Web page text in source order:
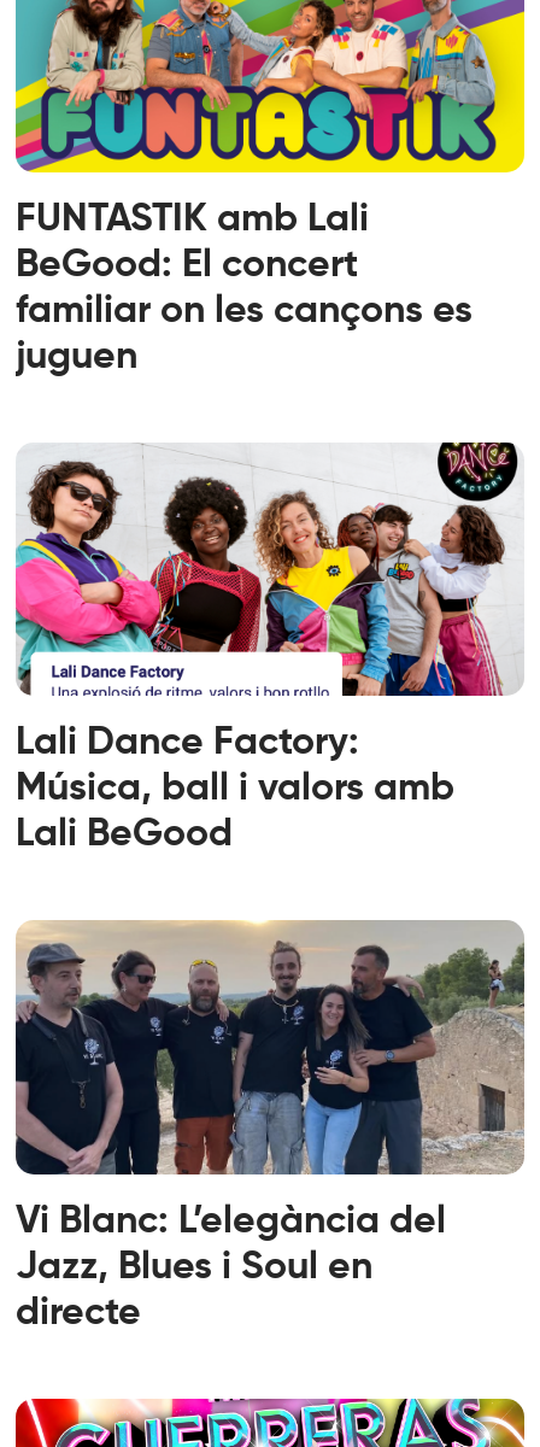
FUNTASTIK amb Lali
BeGood: El concert
familiar on les cançons es
juguen
Lali Dance Factory:
Música, ball i valors amb
Lali BeGood
Vi Blanc: L’elegància del
Jazz, Blues i Soul en
directe